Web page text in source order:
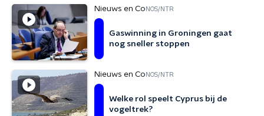
Nieuws en Co NOS/NTR
Gaswinning in Groningen gaat
nog sneller stoppen
Nieuws en Co NOS/NTR
Welke rol speelt Cyprus bij de
vogeltrek?